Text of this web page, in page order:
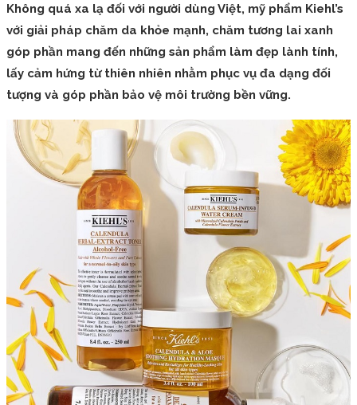
Không quá xa lạ đối với người dùng Việt, mỹ phẩm Kiehl’s
với giải pháp chăm da khỏe mạnh, chăm tương lai xanh
góp phần mang đến những sản phẩm làm đẹp lành tính,
lấy cảm hứng từ thiên nhiên nhằm phục vụ đa dạng đối
tượng và góp phần bảo vệ môi trường bền vững.